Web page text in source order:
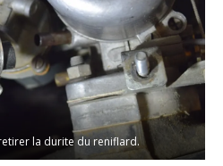
la durite du reniflard.